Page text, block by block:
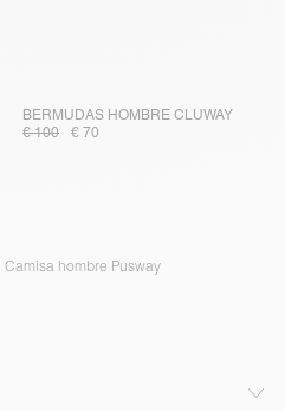
BERMUDAS HOMBRE CLUWAY
€ 100
€ 70
Camisa hombre Pusway